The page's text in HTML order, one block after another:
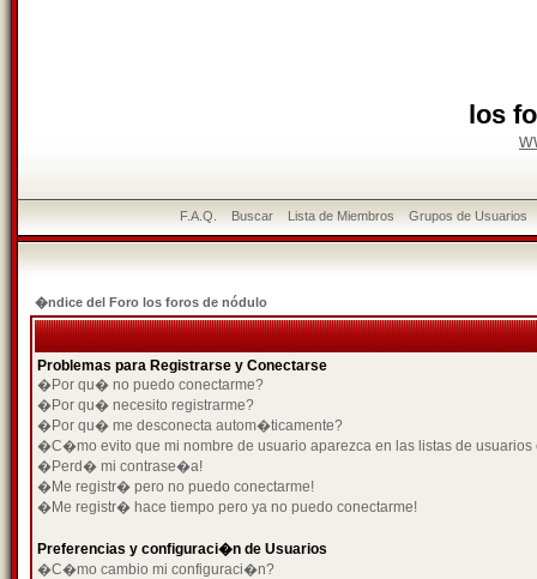
los
F.A.Q. Buscar Lista de Miembros Grupos de Usuarios
�ndice del Foro los foros de nódulo
Problemas para Registrarse y Conectarse
�Por qu� no puedo conectarme?
�Por qu� necesito registrarme?
�Por qu� me desconecta autom�ticamente?
�C�mo evito que mi nombre de usuario aparezca en las listas de usuarios
�Perd� mi contrase�a!
�Me registr� pero no puedo conectarme!
�Me registr� hace tiempo pero ya no puedo conectarme!
Preferencias y configuraci�n de Usuarios
�C�mo cambio mi configuraci�n?